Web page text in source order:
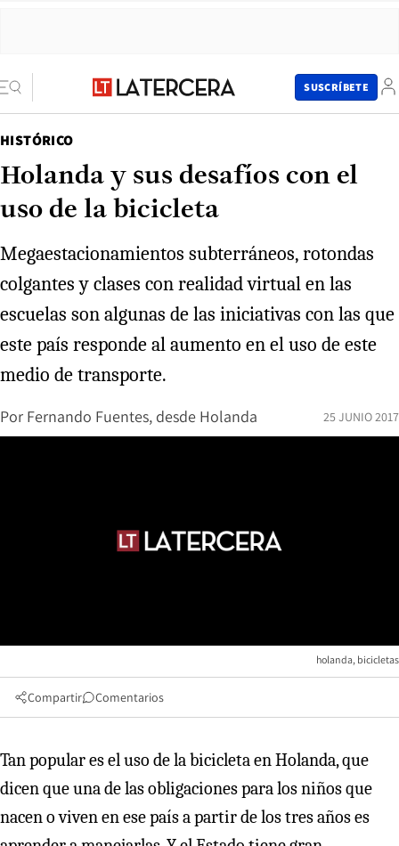
SUSCRÍBETE
HISTÓRICO
Holanda y sus desafíos con el
uso de la bicicleta
Megaestacionamientos subterráneos, rotondas
colgantes y clases con realidad virtual en las
escuelas son algunas de las iniciativas con las que
este país responde al aumento en el uso de este
medio de transporte.
Por Fernando Fuentes, desde Holanda 25 JUNIO 2017
holanda, bicicletas
Compartir Comentarios
Tan popular es el uso de la bicicleta en Holanda, que
dicen que una de las obligaciones para los niños que
nacen o viven en ese país a partir de los tres años es